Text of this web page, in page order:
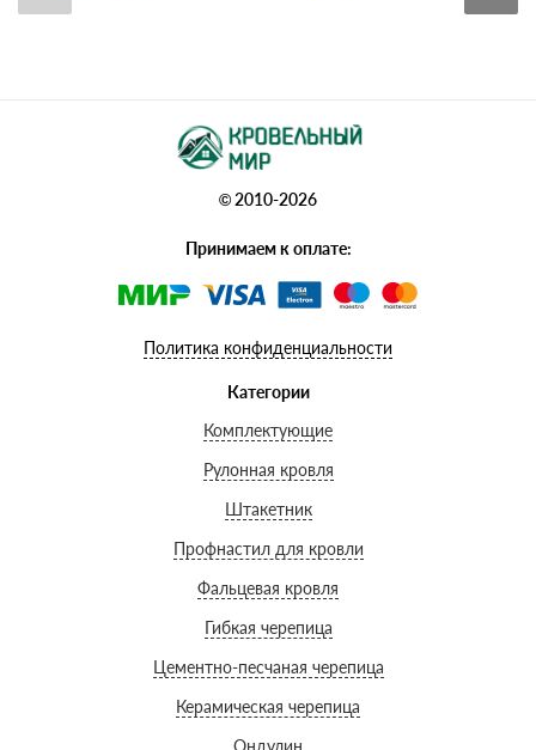
© 2010-2026
Принимаем к оплате:
Политика конфиденциальности
Категории
Комплектующие
Рулонная кровля
Штакетник
Профнастил для кровли
Фальцевая кровля
Гибкая черепица
Цементно-песчаная черепица
Керамическая черепица
Ондулин